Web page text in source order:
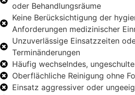
oder Behandlungsräume
Keine Berücksichtigung der
Anforderungen medizinischer
Unzuverlässige Einsatzzeiten
Terminänderungen
Häufig wechselndes,
Oberflächliche Reinigung ohne
Einsatz aggressiver oder